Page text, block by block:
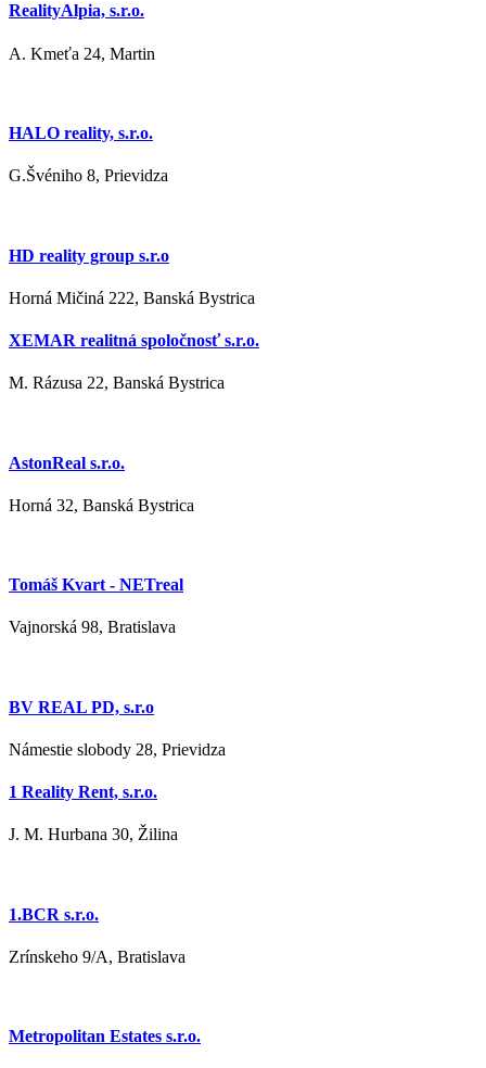
RealityAlpia, s.r.o.
A. Kmeťa 24, Martin
HALO reality, s.r.o.
G.Švéniho 8, Prievidza
HD reality group s.r.o
Horná Mičiná 222, Banská Bystrica
XEMAR realitná spoločnosť s.r.o.
M. Rázusa 22, Banská Bystrica
AstonReal s.r.o.
Horná 32, Banská Bystrica
Tomáš Kvart - NETreal
Vajnorská 98, Bratislava
BV REAL PD, s.r.o
Námestie slobody 28, Prievidza
1 Reality Rent, s.r.o.
J. M. Hurbana 30, Žilina
1.BCR s.r.o.
Zrínskeho 9/A, Bratislava
Metropolitan Estates s.r.o.